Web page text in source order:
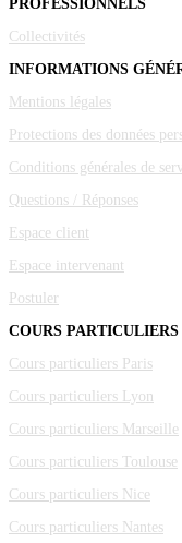
PROFESSIONNELS
Collectivités
INFORMATIONS
Mentions légales
Protections des données
Conditions générales de
Questions / Réponses
Espace client
Espace intervenant
Postuler
COURS PARTICULIERS
Cours particuliers Paris
Cours particuliers Lyon
Cours particuliers Marseille
Cours particuliers Toulouse
Cours particuliers Nice
Cours particuliers Nantes